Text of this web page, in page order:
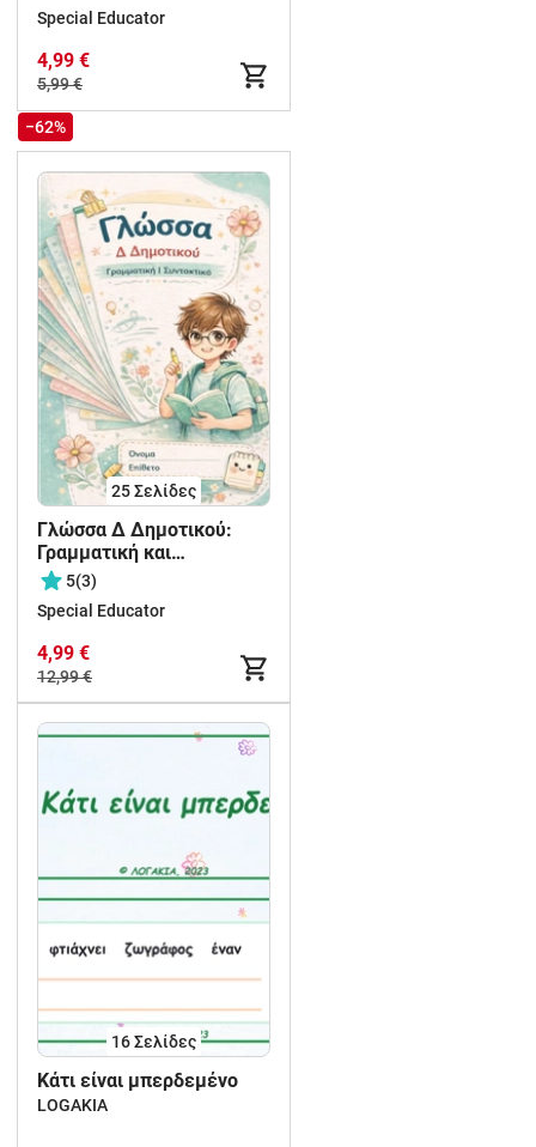
Special Educator
4,99 €
5,99 €
−62%
25Σελίδες
Γλώσσα Δ Δημοτικού:
Γραμματική και
Συντακτικό όλων των
ενοτήτων
5(3)
Special Educator
4,99 €
12,99 €
16Σελίδες
Κάτι είναι μπερδεμένο
LOGAKIA